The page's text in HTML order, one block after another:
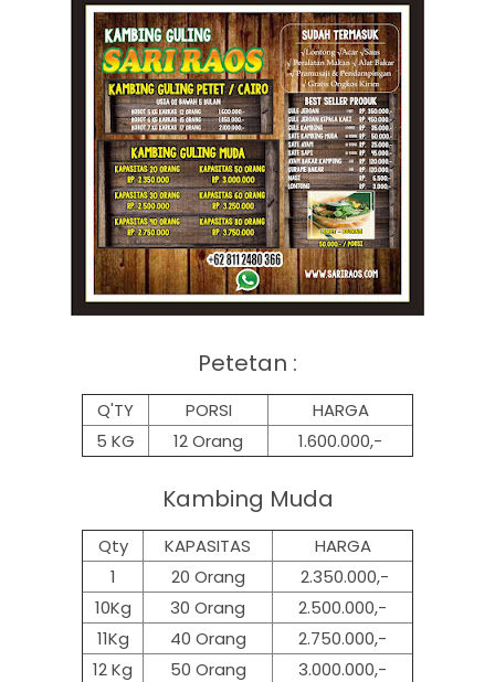
Petetan :
Q'TY PORSI
HARGA
5 KG
12 Orang 1.600.000,-
Kambing Muda
Qty KAPASITAS
HARGA
1
20 Orang
2.350.000,-
10Kg
30 Orang
2.500.000,-
11Kg
40 Orang
2.750.000,-
12 Kg
50 Orang
3.000.000,-